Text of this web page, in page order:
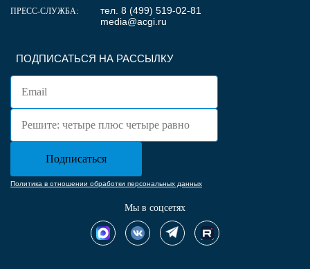
ПОДПИСАТЬСЯ НА РАССЫЛКУ
Политика в отношении обработки персональных данных
Мы в соцсетях
ПРЕСС-СЛУЖБА:
тел. 8 (499) 519-02-81
media@acgi.ru